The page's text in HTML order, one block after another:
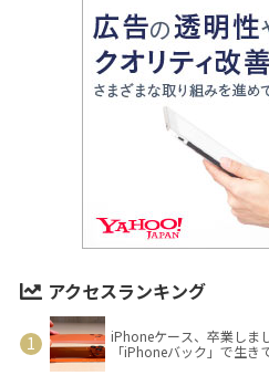
アクセスランキング
iPhoneケース、卒業しま
「iPhoneバック」で生き